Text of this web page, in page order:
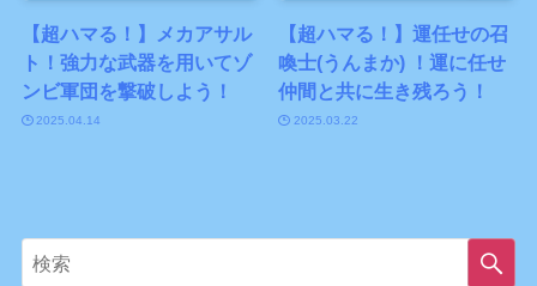
【超ハマる！】メカアサル
ト！強力な武器を用いてゾ
ンビ軍団を撃破しよう！
2025.04.14
【超ハマる！】運任せの召
喚士(うんまか) ！運に任せ
仲間と共に生き残ろう！
2025.03.22